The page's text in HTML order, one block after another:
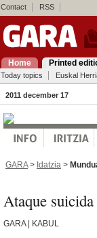
Contact RSS
Home Printed
Today topics Euskal
2011 december 17
GARA> Idatzia >
Ataque
GARA | KABUL